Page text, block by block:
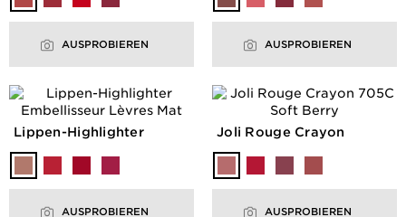
AUSPROBIEREN AUSPROBIEREN
Lippen-Highlighter
AUSPROBIEREN
Joli Rouge Crayon
AUSPROBIEREN